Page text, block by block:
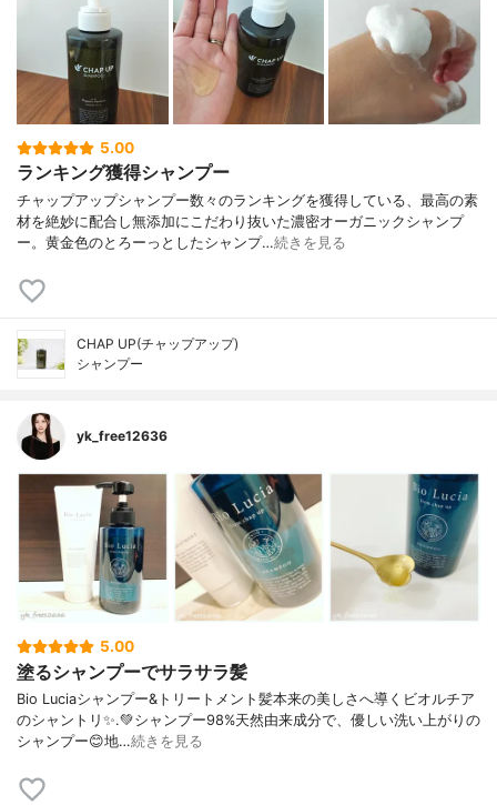
5.00
ランキング獲得シャンプー
チャップアップシャンプー数々のランキングを獲得している、最高の素
材を絶妙に配合し無添加にこだわり抜いた濃密オーガニックシャンプ
ー。黄金色のとろーっとしたシャンプ…続きを見る
CHAP UP(チャップアップ)
シャンプー
yk_free12636
5.00
塗るシャンプーでサラサラ髪
Bio Luciaシャンプー&トリートメント⁡髪本来の美しさへ導くビオルチア
のシャントリ✨⁡.💚シャンプー98%天然由来成分で、優しい洗い上がりの
シャンプー😊地…続きを見る